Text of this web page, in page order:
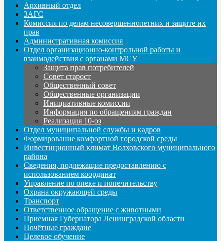
Архивный отдел
ЗАГС
Комиссия по делам несовершеннолетних и защите их
прав
Административная комиссия
Отдел организационно-контрольной работы и
взаимодействия с органами МСУ
Защита прав потребителей
Совет старост
Общественный совет
Общественные организации
Инициативные комиссии
Информация по обращениям граждан
Реализация 10-оз
Отдел муниципальной службы и кадров
Формирование комфортной городской среды
Инвестиционный климат Волховского муниципального
района
Сведения, подлежащие предоставлению с
использованием координат
Управление по опеке и попечительству
Охрана окружающей среды
Транспорт
Ответственное обращение с животными
Приемная Губернатора Ленинградской области
Почётные граждане
Целевое обучение